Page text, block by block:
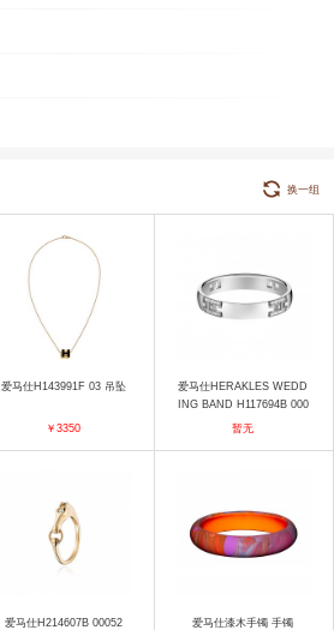
换一组
爱马仕H143991F 03 吊坠
￥3350
爱马仕HERAKLES WEDD
ING BAND H117694B 000
46 戒指
暂无
爱马仕H214607B 00052 爱马仕漆木手镯 手镯